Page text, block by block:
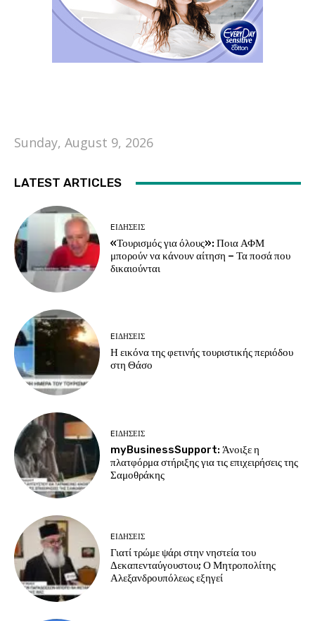
Sunday, August 9, 2026
LATEST ARTICLES
EΙΔΗΣΕΙΣ
«Τουρισμός για όλους»: Ποια ΑΦΜ
μπορούν να κάνουν αίτηση – Τα ποσά που
δικαιούνται
EΙΔΗΣΕΙΣ
Η εικόνα της φετινής τουριστικής περιόδου
στη Θάσο
EΙΔΗΣΕΙΣ
myBusinessSupport: Άνοιξε η
πλατφόρμα στήριξης για τις επιχειρήσεις της
Σαμοθράκης
EΙΔΗΣΕΙΣ
Γιατί τρώμε ψάρι στην νηστεία του
Δεκαπενταύγουστου; Ο Μητροπολίτης
Αλεξανδρουπόλεως εξηγεί